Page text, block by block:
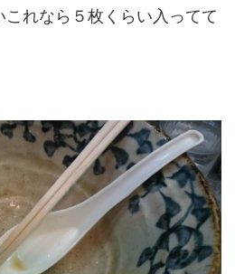
これなら５枚くらい入ってて